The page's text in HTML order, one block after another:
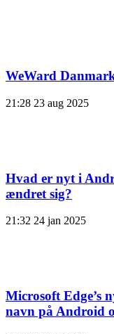
WeWard
21:28 23 aug 2025
Hvad er nyt i
ændret sig?
21:32 24 jan 2025
Microsoft Edge’s
navn på Android